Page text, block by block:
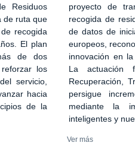
Residuos
de ruta que
recogida
El plan
de dos
los
servicio,
hacia
de la
proyecto de
recogida de
de datos de
europeos,
innovación en
La actuación
Recuperación,
persigue
mediante la
inteligentes y
Ver más